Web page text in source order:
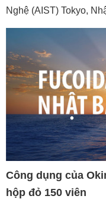
Nghệ (AIST) Tokyo,
Công dụng của
hộp đỏ 150 viên